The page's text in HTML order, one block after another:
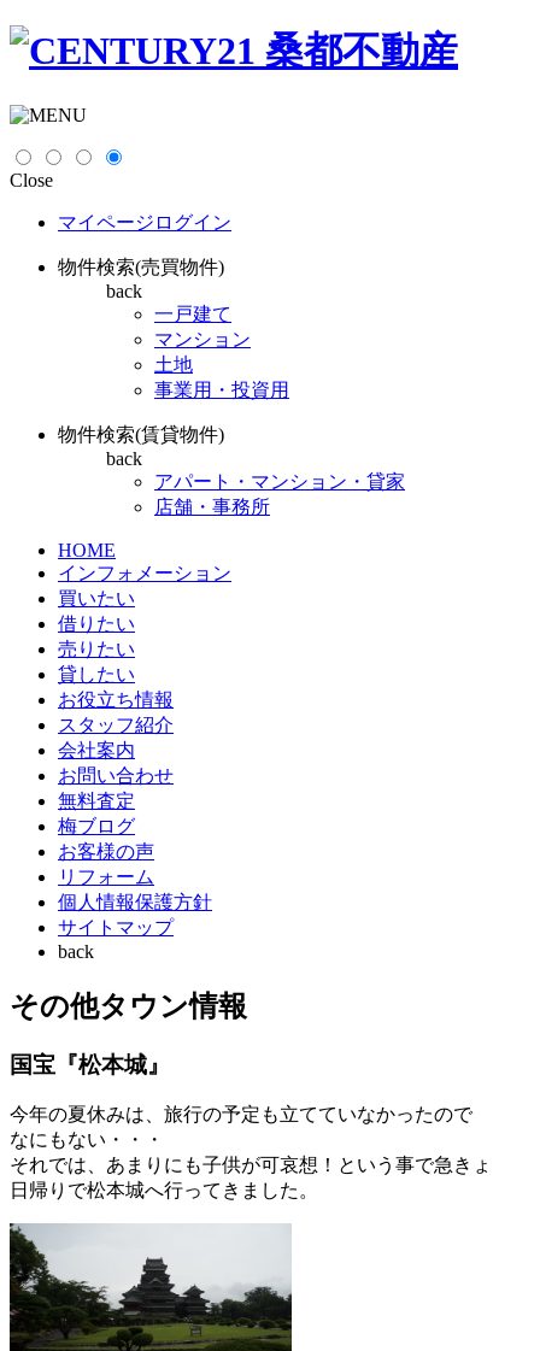
Close
マイページログイン
物件検索(売買物件)
back
一戸建て
マンション
土地
事業用・投資用
物件検索(賃貸物件)
back
アパート・マンション・貸家
店舗・事務所
HOME
インフォメーション
買いたい
借りたい
売りたい
貸したい
お役立ち情報
スタッフ紹介
会社案内
お問い合わせ
無料査定
梅ブログ
お客様の声
リフォーム
個人情報保護方針
サイトマップ
back
その他タウン情報
国宝『松本城』
今年の夏休みは、旅行の予定も立てていなかったので
なにもない・・・
それでは、あまりにも子供が可哀想！という事で急きょ
日帰りで松本城へ行ってきました。